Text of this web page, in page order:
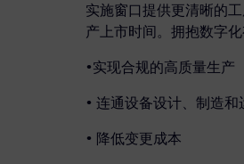
实施窗口提供更清晰的
产上市时间。拥抱数字化
•实现合规的高质量生产
• 连通设备设计、制造和
• 降低变更成本